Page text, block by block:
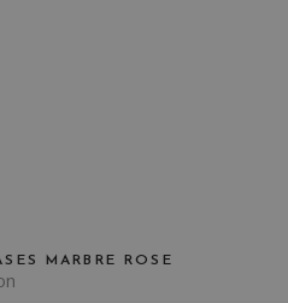
MARBRE ROSE